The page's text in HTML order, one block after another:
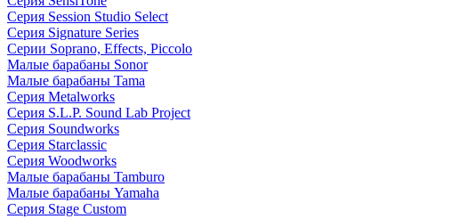
Серия Session Studio Select
Серия Signature Series
Серии Soprano, Effects, Piccolo
Малые барабаны Sonor
Малые барабаны Tama
Серия Metalworks
Серия S.L.P. Sound Lab Project
Серия Soundworks
Серия Starclassic
Серия Woodworks
Малые барабаны Tamburo
Малые барабаны Yamaha
Серия Stage Custom